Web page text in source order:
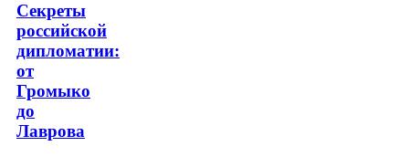
Секреты
российской
дипломатии:
от
Громыко
до
Лаврова